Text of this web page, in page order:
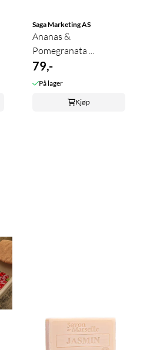
Saga Marketing AS
Ananas &
Pomegranata ...
79,-
På lager
Kjøp